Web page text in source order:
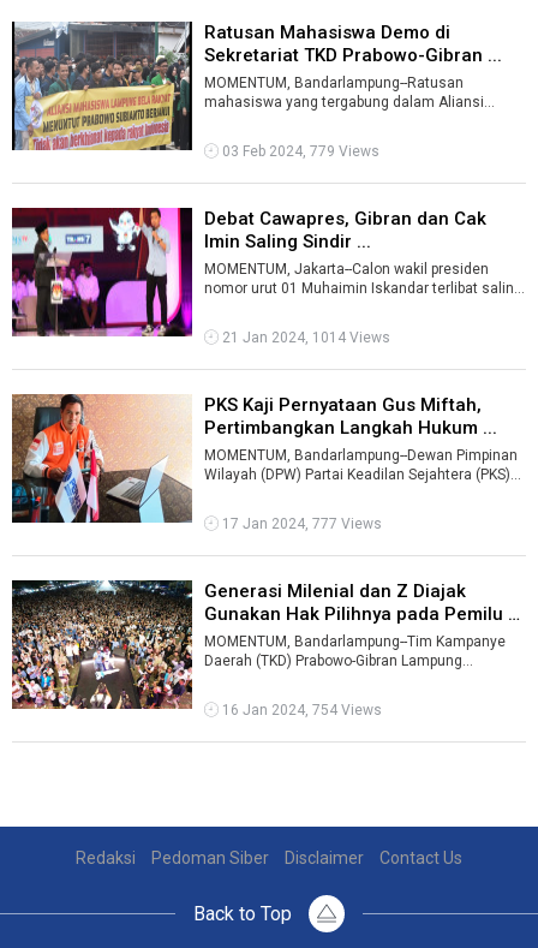
Ratusan Mahasiswa Demo di
Sekretariat TKD Prabowo-Gibran ...
MOMENTUM, Bandarlampung--Ratusan
mahasiswa yang tergabung dalam Aliansi
03 Feb 2024, 779 Views
Debat Cawapres, Gibran dan Cak
Imin Saling Sindir ...
MOMENTUM, Jakarta--Calon wakil presiden
nomor urut 01 Muhaimin Iskandar terlibat saling
21 Jan 2024, 1014 Views
PKS Kaji Pernyataan Gus Miftah,
Pertimbangkan Langkah Hukum ...
MOMENTUM, Bandarlampung--Dewan Pimpinan
Wilayah (DPW) Partai Keadilan Sejahtera (PKS)
17 Jan 2024, 777 Views
Generasi Milenial dan Z Diajak
Gunakan Hak Pilihnya pada Pemilu 2
...
MOMENTUM, Bandarlampung--Tim Kampanye
Daerah (TKD) Prabowo-Gibran Lampung
menggunakan hak pi ...
16 Jan 2024, 754 Views
Redaksi Pedoman Siber Disclaimer Contact Us
Back to Top